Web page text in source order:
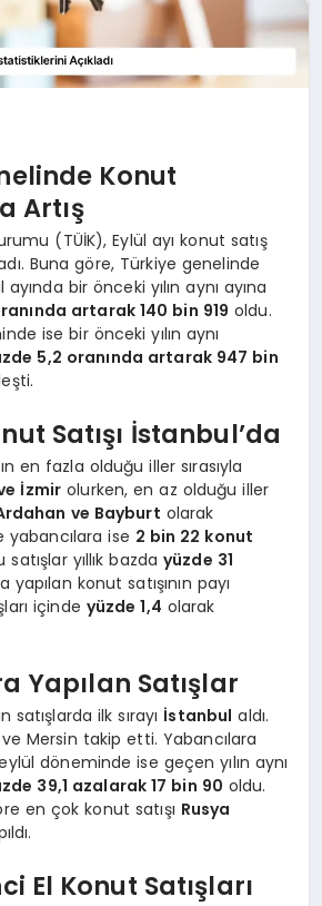
Konut
Artış
(TÜİK), Eylül ayı konut satış
Buna göre, Türkiye genelinde
ayında bir önceki yılın aynı ayına
artarak 140 bin 919 oldu.
ise bir önceki yılın aynı
5,2 oranında artarak 947 bin
Satışı İstanbul’da
en fazla olduğu iller sırasıyla
İzmir olurken, en az olduğu iller
ve Bayburt olarak
yabancılara ise 2 bin 22 konut
satışlar yıllık bazdayüzde 31
yapılan konut satışının payı
içinde yüzde 1,4 olarak
Yapılan Satışlar
satışlarda ilk sırayı İstanbul aldı.
Mersin takip etti. Yabancılara
döneminde ise geçen yılın aynı
39,1 azalarak 17 bin 90 oldu.
en çok konut satışı Rusya
El Konut Satışları